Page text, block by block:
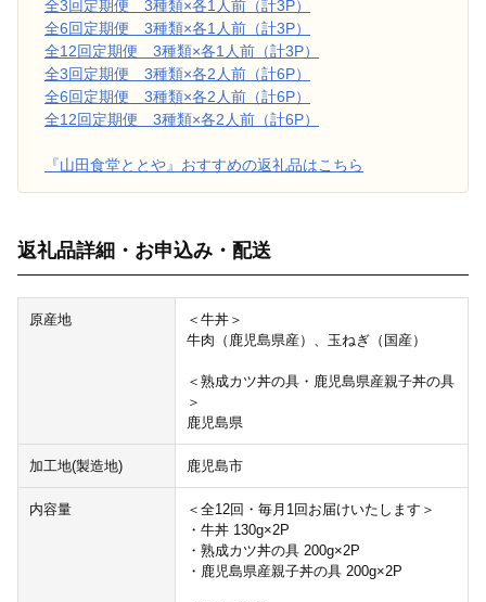
全3回定期便 3種類×各1人前（計3P）
全6回定期便 3種類×各1人前（計3P）
全12回定期便 3種類×各1人前（計3P）
全3回定期便 3種類×各2人前（計6P）
全6回定期便 3種類×各2人前（計6P）
全12回定期便 3種類×各2人前（計6P）
『山田食堂ととや』おすすめの返礼品はこちら
返礼品詳細・お申込み・配送
原産地
＜牛丼＞
牛肉（鹿児島県産）、玉ねぎ（国産）
＜熟成カツ丼の具・鹿児島県産親子丼の具
＞
鹿児島県
加工地(製造地) 鹿児島市
内容量
＜全12回・毎月1回お届けいたします＞
・牛丼 130g×2P
・熟成カツ丼の具 200g×2P
・鹿児島県産親子丼の具 200g×2P